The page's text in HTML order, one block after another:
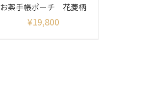
お薬手帳ポーチ 花菱柄
¥19,800